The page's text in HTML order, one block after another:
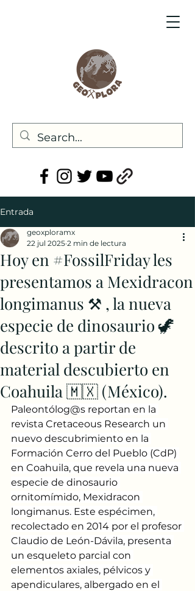
Entrada
Hoy en #FossilFriday les
presentamos a Mexidracon
longimanus ⚒ , la nueva
especie de dinosaurio 🦖
descrito a partir de
material descubierto en
Coahuila 🇲🇽 (México).
geoxploramx
22 jul 2025 2 min de lectura
Paleontólog@s reportan en la
revista Cretaceous Research un
nuevo descubrimiento en la
Formación Cerro del Pueblo (CdP)
en Coahuila, que revela una nueva
especie de dinosaurio
ornitomímido, Mexidracon
longimanus. Este espécimen,
recolectado en 2014 por el profesor
Claudio de León-Dávila, presenta
un esqueleto parcial con
elementos axiales, pélvicos y
apendiculares, albergado en el